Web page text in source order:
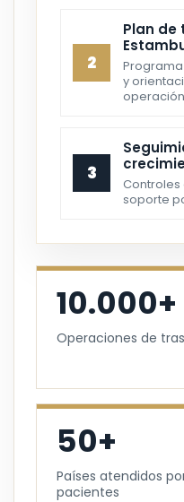
2
Plan
y
3
soporte
10.000+
Operaciones de
50+
Países atendidos
pacientes